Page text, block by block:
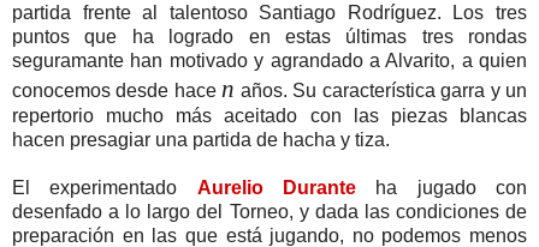
partida frente al talentoso Santiago Rodríguez. Los tres
puntos que ha logrado en estas últimas tres rondas
seguramante han motivado y agrandado a Alvarito, a quien
conocemos desde hace n años. Su característica garra y un
repertorio mucho más aceitado con las piezas blancas
hacen presagiar una partida de hacha y tiza.
El experimentado Aurelio Durante ha jugado con
desenfado a lo largo del Torneo, y dada las condiciones de
preparación en las que está jugando, no podemos menos